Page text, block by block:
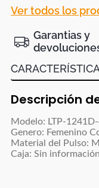
Ver todos los
Garantias y
Descripción
Modelo: LTP-
Genero: Femenino
Material del Pulso:
Caja: Sin